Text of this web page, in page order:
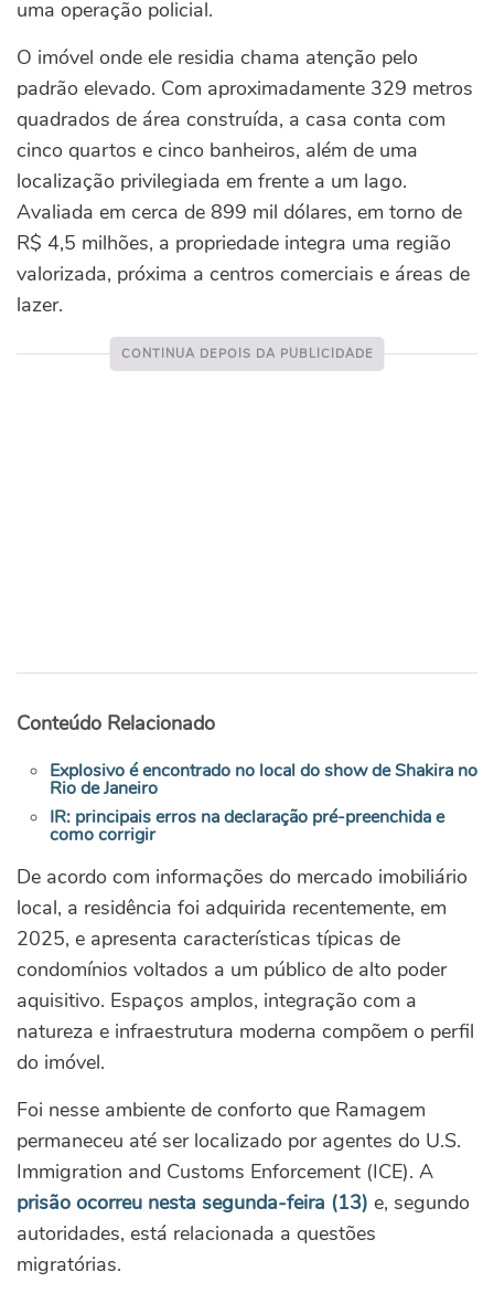
uma operação policial.
O imóvel onde ele residia chama atenção pelo
padrão elevado. Com aproximadamente 329 metros
quadrados de área construída, a casa conta com
cinco quartos e cinco banheiros, além de uma
localização privilegiada em frente a um lago.
Avaliada em cerca de 899 mil dólares, em torno de
R$ 4,5 milhões, a propriedade integra uma região
valorizada, próxima a centros comerciais e áreas de
lazer.
Conteúdo Relacionado
Explosivo é encontrado no local do show de Shakira no
Rio de Janeiro
IR: principais erros na declaração pré-preenchida e
como corrigir
De acordo com informações do mercado imobiliário
local, a residência foi adquirida recentemente, em
2025, e apresenta características típicas de
condomínios voltados a um público de alto poder
aquisitivo. Espaços amplos, integração com a
natureza e infraestrutura moderna compõem o perfil
do imóvel.
Foi nesse ambiente de conforto que Ramagem
permaneceu até ser localizado por agentes do U.S.
Immigration and Customs Enforcement (ICE). A
prisão ocorreu nesta segunda-feira (13) e, segundo
autoridades, está relacionada a questões
migratórias.